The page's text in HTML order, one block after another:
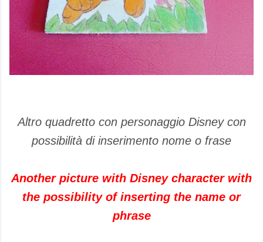
Altro quadretto con personaggio Disney con
possibilità di inserimento nome o frase
Another picture with Disney character with
the possibility of inserting the name or
phrase